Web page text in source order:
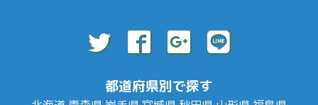
都道府県別で探す